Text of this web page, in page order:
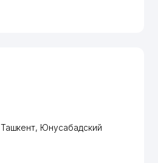
Ташкент, Юнусабадский